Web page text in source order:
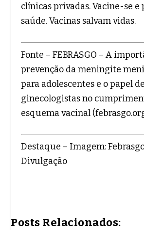
clínicas privadas. Vacine-se e
saúde. Vacinas salvam vidas.
Fonte – FEBRASGO – A
prevenção da meningite
para adolescentes e o papel de
ginecologistas no
esquema vacinal (
Destaque – Imagem:
Divulgação
Posts Relacionados: